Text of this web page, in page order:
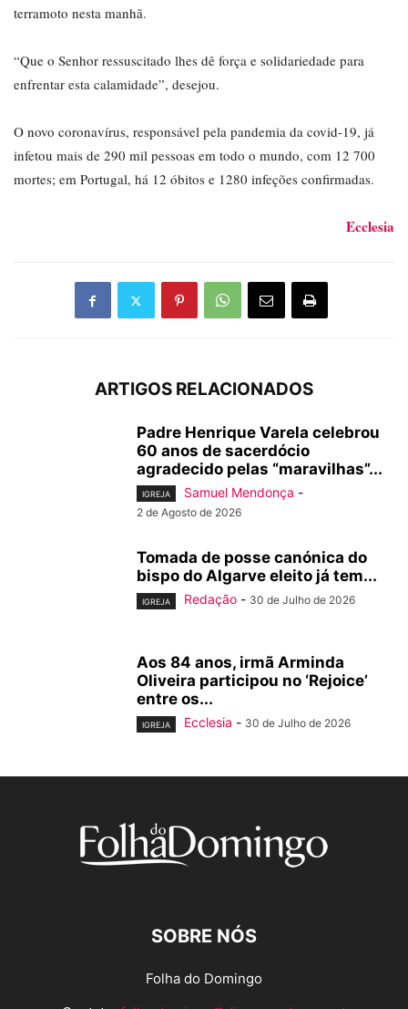
terramoto nesta manhã.
“Que o Senhor ressuscitado lhes dê força e solidariedade para
enfrentar esta calamidade”, desejou.
O novo coronavírus, responsável pela pandemia da covid-19, já
infetou mais de 290 mil pessoas em todo o mundo, com 12 700
mortes; em Portugal, há 12 óbitos e 1280 infeções confirmadas.
Ecclesia
ARTIGOS RELACIONADOS
Padre Henrique Varela celebrou
60 anos de sacerdócio
agradecido pelas “maravilhas”...
IGREJA Samuel Mendonça -
2 de Agosto de 2026
Tomada de posse canónica do
bispo do Algarve eleito já tem...
IGREJA Redação - 30 de Julho de 2026
Aos 84 anos, irmã Arminda
Oliveira participou no ‘Rejoice’
entre os...
IGREJA Ecclesia - 30 de Julho de 2026
SOBRE NÓS
Folha do Domingo